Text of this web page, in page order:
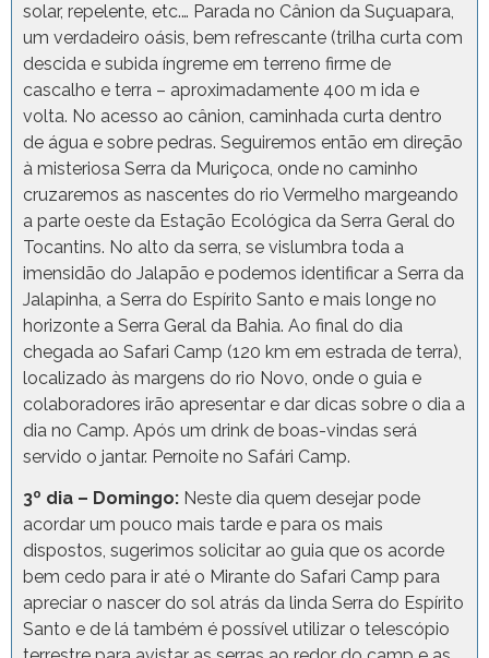
solar, repelente, etc.… Parada no Cânion da Suçuapara,
um verdadeiro oásis, bem refrescante (trilha curta com
descida e subida íngreme em terreno firme de
cascalho e terra – aproximadamente 400 m ida e
volta. No acesso ao cânion, caminhada curta dentro
de água e sobre pedras. Seguiremos então em direção
à misteriosa Serra da Muriçoca, onde no caminho
cruzaremos as nascentes do rio Vermelho margeando
a parte oeste da Estação Ecológica da Serra Geral do
Tocantins. No alto da serra, se vislumbra toda a
imensidão do Jalapão e podemos identificar a Serra da
Jalapinha, a Serra do Espírito Santo e mais longe no
horizonte a Serra Geral da Bahia. Ao final do dia
chegada ao Safari Camp (120 km em estrada de terra),
localizado às margens do rio Novo, onde o guia e
colaboradores irão apresentar e dar dicas sobre o dia a
dia no Camp. Após um drink de boas-vindas será
servido o jantar. Pernoite no Safári Camp.
3º dia – Domingo: Neste dia quem desejar pode
acordar um pouco mais tarde e para os mais
dispostos, sugerimos solicitar ao guia que os acorde
bem cedo para ir até o Mirante do Safari Camp para
apreciar o nascer do sol atrás da linda Serra do Espírito
Santo e de lá também é possível utilizar o telescópio